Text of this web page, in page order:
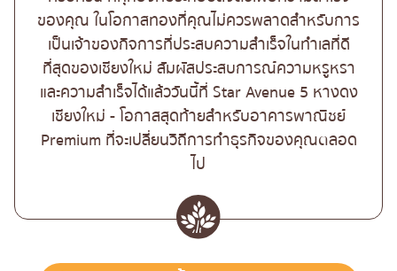
ของคุณ ในโอกาสทองที่คุณไม่ควรพลาดสำหรับการ
เป็นเจ้าของกิจการที่ประสบความสำเร็จในทำเลที่ดี
ที่สุดของเชียงใหม่ สัมผัสประสบการณ์ความหรูหรา
และความสำเร็จได้แล้ววันนี้ที่ Star Avenue 5 หางดง
เชียงใหม่ - โอกาสสุดท้ายสำหรับอาคารพาณิชย์
Premium ที่จะเปลี่ยนวิถีการทำธุรกิจของคุณตลอด
ไป